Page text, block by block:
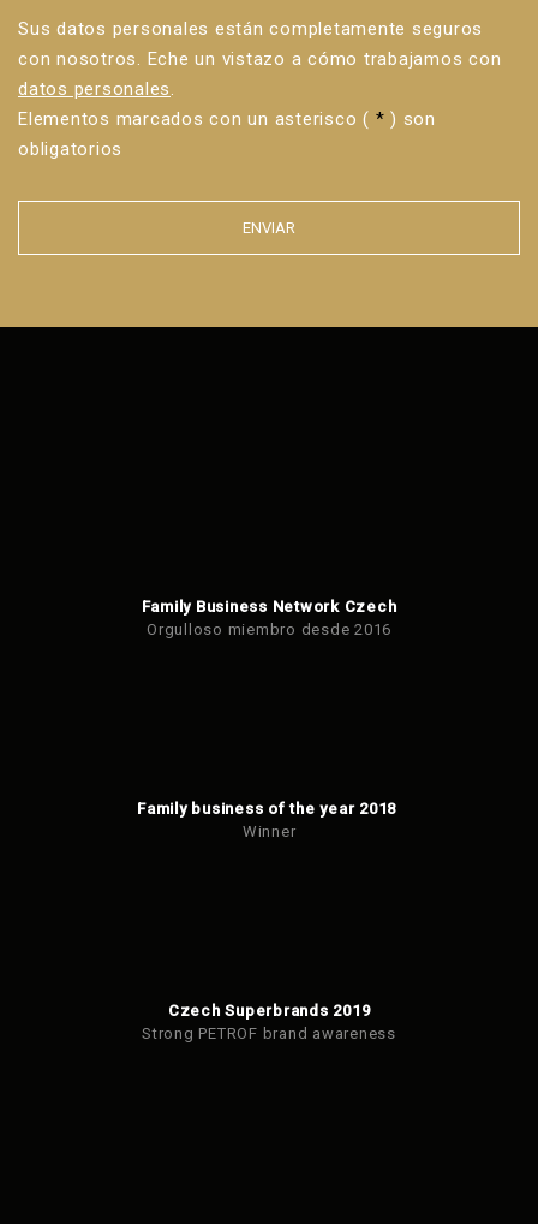
Sus datos personales están completamente seguros
con nosotros. Eche un vistazo a cómo trabajamos con
datos personales.
Elementos marcados con un asterisco ( * ) son
obligatorios
ENVIAR
formulario.
Family Business Network Czech
Orgulloso miembro desde 2016
Family business of the year 2018
Winner
Czech Superbrands 2019
Strong PETROF brand awareness